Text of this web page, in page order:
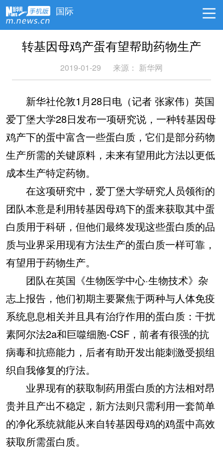
国际
转基因母鸡产蛋有望帮助药物生产
2019-01-29 来源： 新华网
新华社伦敦1月28日电（记者 张家伟）英国
爱丁堡大学28日发布一项研究说，一种转基因母
鸡产下的蛋中富含一些蛋白质，它们是部分药物
生产所需的关键原料，未来有望用此方法以更低
成本生产特定药物。
在这项研究中，爱丁堡大学研究人员领衔的
团队本意是利用转基因母鸡下的蛋来获取其中蛋
白质用于科研，但他们最终发现这些蛋白质的品
质与业界采用现有方法生产的蛋白质一样可靠，
有望用于药物生产。
团队在英国《生物医学中心·生物技术》杂
志上报告，他们初期主要聚焦于两种与人体免疫
系统息息相关并且具有治疗作用的蛋白质：干扰
素阿尔法2a和巨噬细胞-CSF，前者有很强的抗
病毒和抗癌能力，后者有助开发出能刺激受损组
织自我修复的疗法。
业界现有的获取制药用蛋白质的方法相对昂
贵并且产出不稳定，新方法则只需利用一套简单
的净化系统就能从来自转基因母鸡的鸡蛋中高效
获取所需蛋白质。